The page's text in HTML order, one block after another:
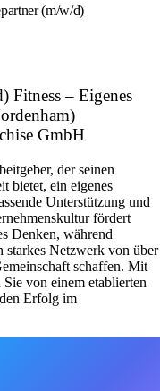
(m/w/d)
Fitness – Eigenes
GmbH
der seinen
bietet, ein eigenes
Unterstützung und
fördert
Denken, während
starkes Netzwerk von über
schaffen. Mit
von einem etablierten
Erfolg im